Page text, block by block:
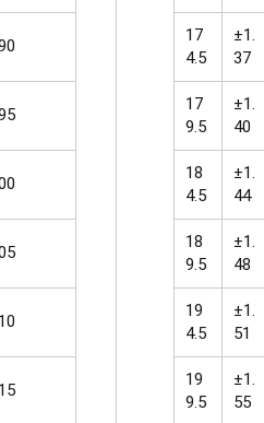
17
4.5
±1.
37
17
9.5
±1.
40
18
4.5
±1.
44
18
9.5
±1.
48
19
4.5
±1.
51
19
9.5
±1.
55